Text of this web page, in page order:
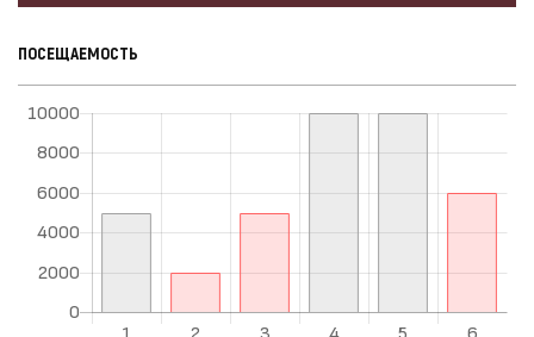
ПОСЕЩАЕМОСТЬ